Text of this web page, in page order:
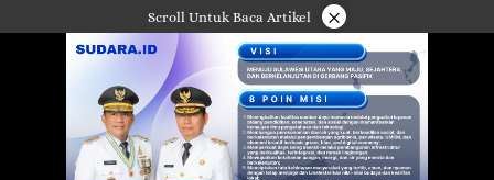
ke
Scroll Untuk Baca Artikel ×